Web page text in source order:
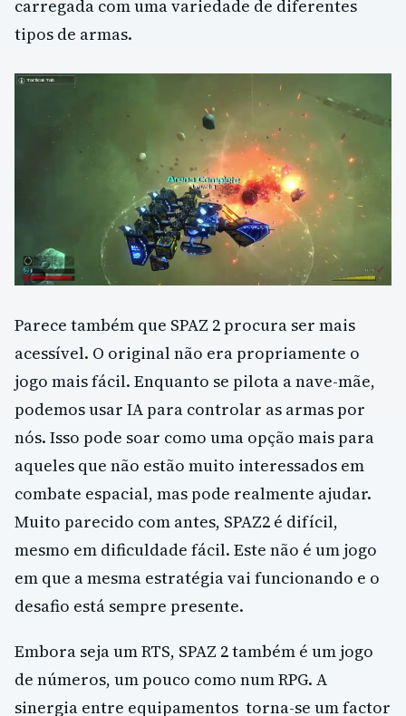
carregada com uma variedade de diferentes
tipos de armas.
Parece também que SPAZ 2 procura ser mais
acessível. O original não era propriamente o
jogo mais fácil. Enquanto se pilota a nave-mãe,
podemos usar IA para controlar as armas por
nós. Isso pode soar como uma opção mais para
aqueles que não estão muito interessados ​​em
combate espacial, mas pode realmente ajudar.
Muito parecido com antes, SPAZ2 é difícil,
mesmo em dificuldade fácil. Este não é um jogo
em que a mesma estratégia vai funcionando e o
desafio está sempre presente.
Embora seja um RTS, SPAZ 2 também é um jogo
de números, um pouco como num RPG. A
sinergia entre equipamentos torna-se um factor